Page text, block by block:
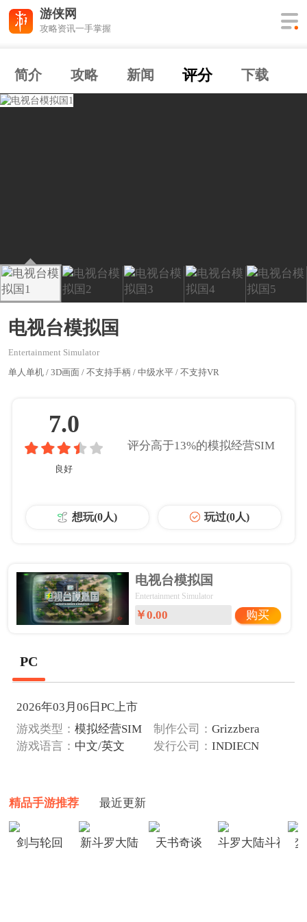
游侠网
攻略资讯一手掌握
简介 攻略 新闻 评分 下载
电视台模拟国
Entertainment Simulator
单人单机 / 3D画面 / 不支持手柄 / 中级水平 / 不支持VR
7.0
良好
评分高于13%的模拟经营SIM
想玩(0人) 玩过(0人)
电视台模拟国
Entertainment Simulator
￥0.00 购买
PC
2026年03月06日PC上市
游戏类型： 模拟经营SIM 制作公司： Grizzbera
Studio
游戏语言： 中文/英文 发行公司： INDIECN
精品手游推荐 最近更新
剑与轮回 新斗罗大陆 天书奇谈 斗罗大陆斗神再